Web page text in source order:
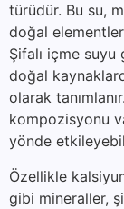
türüdür. Bu su,
doğal
Şifalı içme suyu
doğal
olarak
kompozisyonu
yönde
Özellikle
gibi mineraller,